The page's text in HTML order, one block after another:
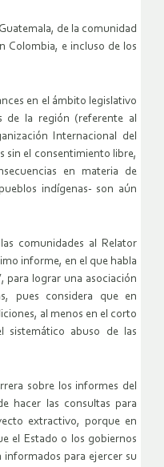
de la comunidad
Colombia, e incluso de los
en el ámbito legislativo
de la región (referente al
Internacional del
sin el consentimiento libre,
en materia de
indígenas- son aún
comunidades al Relator
informe, en el que habla
para lograr una asociación
pues considera que en
al menos en el corto
abuso de las
sobre los informes del
hacer las consultas para
extractivo, porque en
el Estado o los gobiernos
para ejercer su